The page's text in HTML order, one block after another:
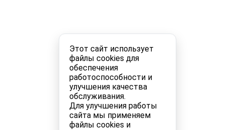
Этот сайт использует
файлы cookies для
обеспечения
работоспособности и
улучшения качества
обслуживания.
Для улучшения работы
сайта мы применяем
файлы cookies и